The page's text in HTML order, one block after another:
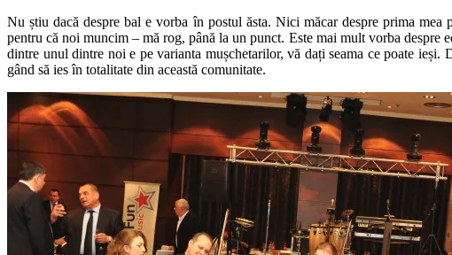
Nu știu dacă despre bal e vorba în postul ăsta. Nici măcar despre prima
pentru că noi muncim – mă rog, până la un punct. Este mai mult vorba despre
dintre unul dintre noi e pe varianta mușchetarilor, vă dați seama ce poate
gând să ies în totalitate din această comunitate.